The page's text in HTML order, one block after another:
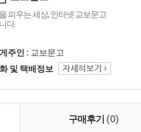
피우는 세상, 인터넷 교보문고
다.
주인 : 교보문고
및 택배정보
구매후기 (0)